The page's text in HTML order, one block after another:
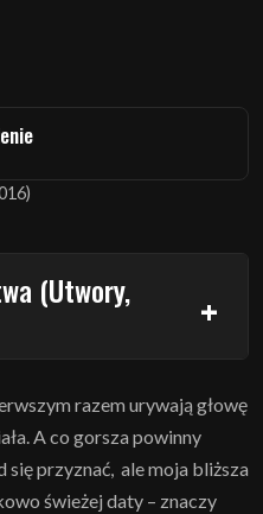
(Utwory,
razem urywają głowę
A co gorsza powinny
przyznać, ale moja bliższa
świeżej daty – znaczy